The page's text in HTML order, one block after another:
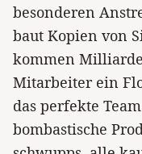
besonderen
baut Kopien von
kommen
Mitarbeiter ein
das perfekte
bombastische